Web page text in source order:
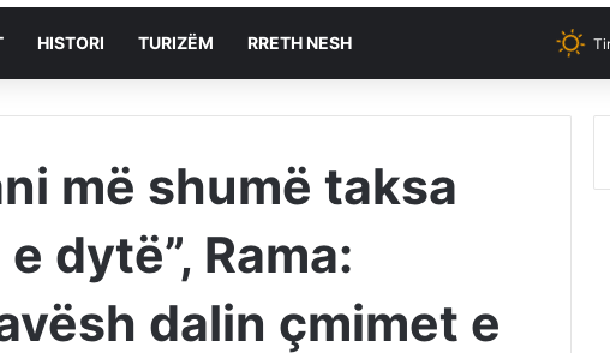
HISTORI TURIZËM RRETH NESH
më shumë taksa
dytë”, Rama:
dalin çmimet e